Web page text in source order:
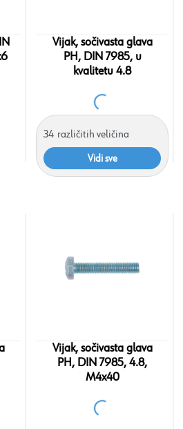
Vijak, sočivasta glava
PH, DIN 7985, u
kvalitetu 4.8
34 različitih veličina
Vidi sve
Vijak, sočivasta glava
PH, DIN 7985, 4.8,
M4x40